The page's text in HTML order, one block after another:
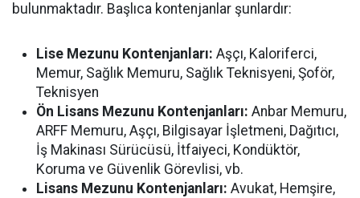
bulunmaktadır. Başlıca kontenjanlar şunlardır:
Lise Mezunu Kontenjanları: Aşçı, Kaloriferci,
Memur, Sağlık Memuru, Sağlık Teknisyeni, Şoför,
Teknisyen
Ön Lisans Mezunu Kontenjanları: Anbar Memuru,
ARFF Memuru, Aşçı, Bilgisayar İşletmeni, Dağıtıcı,
İş Makinası Sürücüsü, İtfaiyeci, Kondüktör,
Koruma ve Güvenlik Görevlisi, vb.
Lisans Mezunu Kontenjanları: Avukat, Hemşire,